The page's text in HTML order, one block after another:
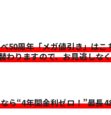
50周年「メガ値引き」はこ
わりますので、お見逃しな
ら“4年間金利ゼロ！”最長